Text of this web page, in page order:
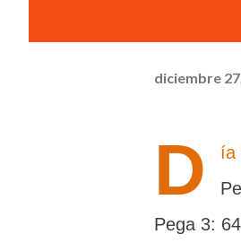
diciembre
D
ía
Pega 3: